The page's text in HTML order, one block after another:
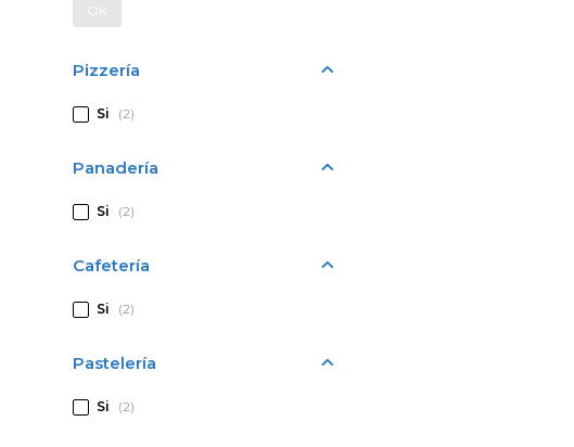
OK
Pizzería
Si (2)
Panadería
Si (2)
Cafetería
Si (2)
Pastelería
Si (2)